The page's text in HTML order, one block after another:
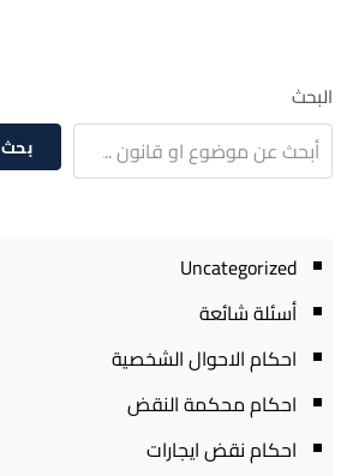
البحث
بحث
Uncategorized
أسئلة شائعة
احكام الاحوال الشخصية
احكام محكمة النقض
احكام نقض ايجارات